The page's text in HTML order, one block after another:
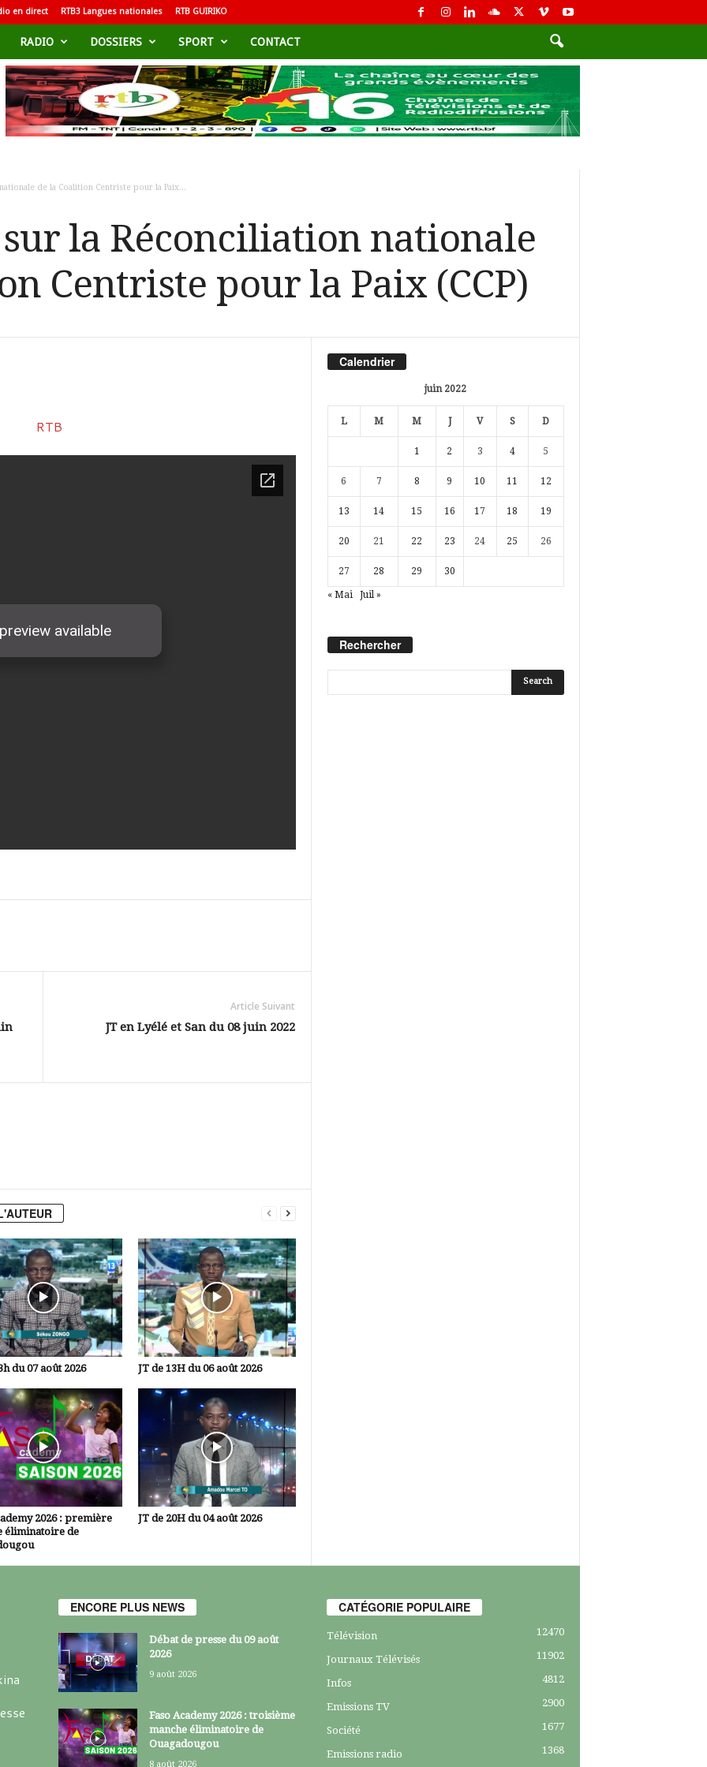
en direct RTB3 Langues nationales RTB GUIRIKO
RADIO DOSSIERS SPORT CONTACT
de la Coalition Centriste pour la Paix...
la Réconciliation nationale
Centriste pour la Paix (CCP)
Article Suivant
JT en Lyélé et San du 08 juin 2022
du 07 août 2026 JT de 13H du 06 août 2026
2026 : première
éliminatoire de
JT de 20H du 04 août 2026
Calendrier
juin 2022
L M M J V S D
1 2 3 4 5
6 7 8 9 10 11 12
13 14 15 16 17 18 19
20 21 22 23 24 25 26
27 28 29 30
« Mai Juil »
Rechercher
ENCORE PLUS NEWS
Débat de presse du 09 août
2026
9 août 2026
Faso Academy 2026 : troisième
manche éliminatoire de
Ouagadougou
8 août 2026
CATÉGORIE POPULAIRE
Télévision 12470
Journaux Télévisés 11902
Infos 4812
Emissions TV 2900
Société 1677
Emissions radio 1368